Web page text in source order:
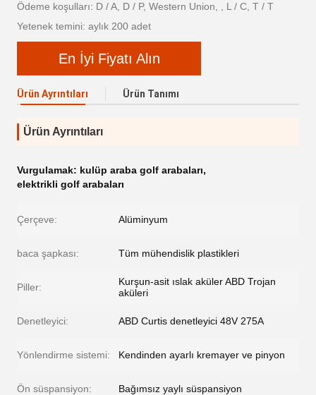
Ödeme koşulları: D / A, D / P, Western Union, , L / C, T / T
Yetenek temini: aylık 200 adet
En İyi Fiyatı Alın
Ürün Ayrıntıları Ürün Tanımı
Ürün Ayrıntıları
Vurgulamak: kulüp araba golf arabaları,
elektrikli golf arabaları
Çerçeve: Alüminyum
baca şapkası: Tüm mühendislik plastikleri
Piller:
Kurşun-asit ıslak aküler ABD Trojan
aküleri
Denetleyici: ABD Curtis denetleyici 48V 275A
Yönlendirme sistemi: Kendinden ayarlı kremayer ve pinyon
Ön süspansiyon: Bağımsız yaylı süspansiyon